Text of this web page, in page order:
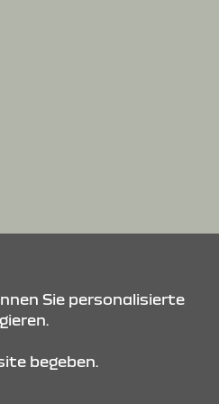
Sie personalisierte
begeben.